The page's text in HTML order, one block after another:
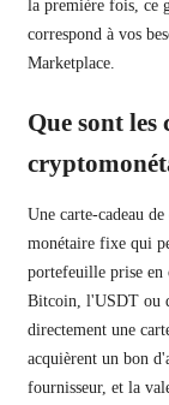
la première fois, ce
correspond à vos
Marketplace.
Que sont les
Une carte-cadeau
monétaire fixe qui
portefeuille prise en
Bitcoin, l'USDT ou
directement une
acquièrent un bon
fournisseur, et la